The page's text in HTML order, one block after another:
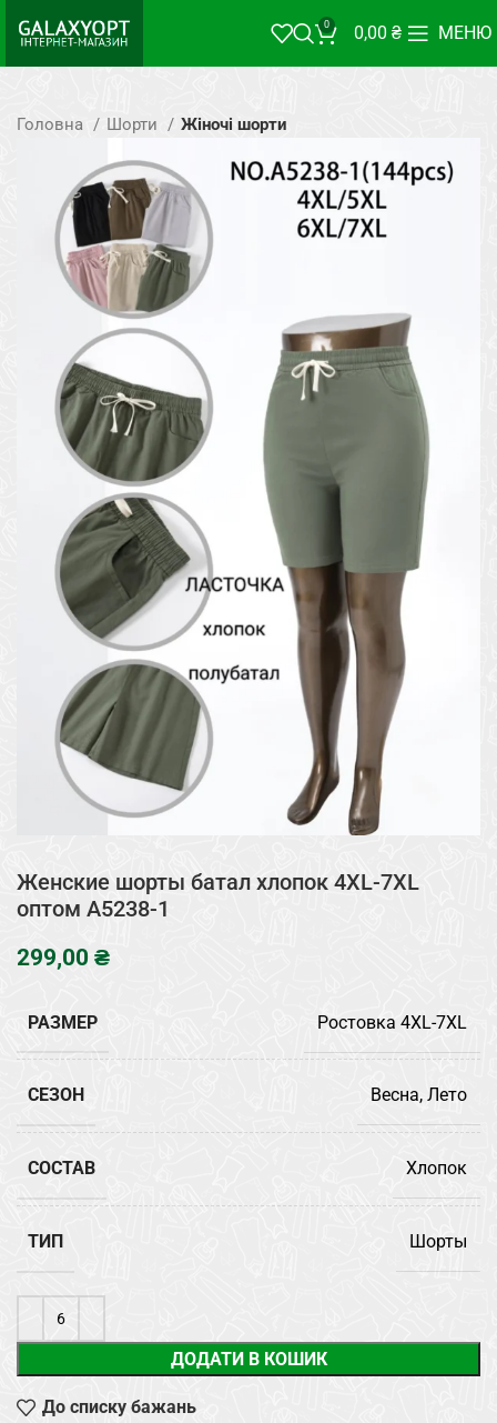
0 0,00 ₴ МЕНЮ
Головна Шорти Жіночі шорти
Женские шорты батал хлопок 4XL-7XL
оптом A5238-1
₴
РАЗМЕР Ростовка 4XL-7XL
СЕЗОН Весна, Лето
СОСТАВ Хлопок
ТИП Шорты
ДОДАТИ В КОШИК
До списку бажань